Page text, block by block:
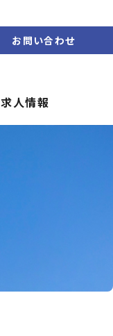
お問い合わせ
求人情報